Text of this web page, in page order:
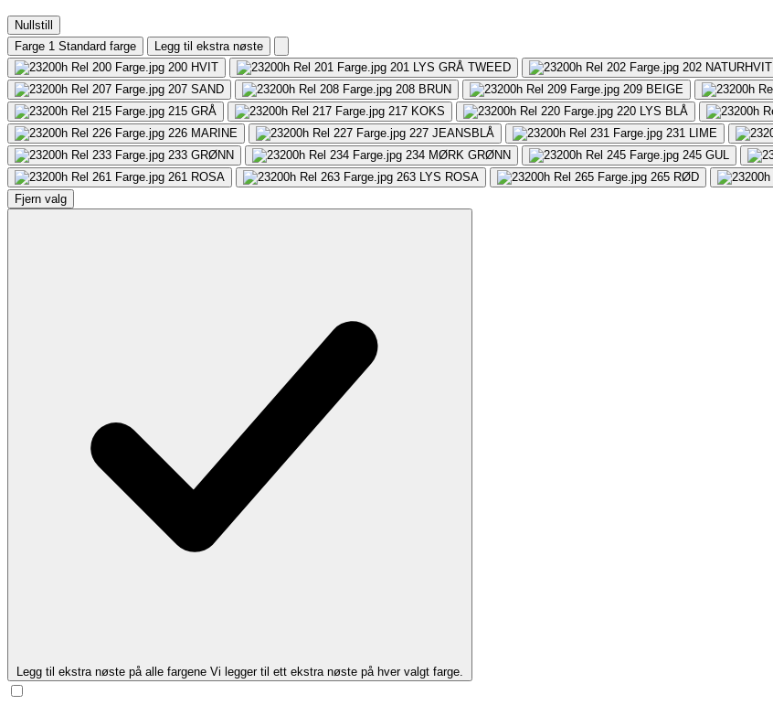
Nullstill
Farge 1 Standard farge
Legg til ekstra nøste
200 HVIT 201 LYS GRÅ TWEED 202 NATURHVIT
207 SAND 208 BRUN 209 BEIGE
215 GRÅ 217 KOKS 220 LYS BLÅ
226 MARINE 227 JEANSBLÅ 231 LIME
233 GRØNN 234 MØRK GRØNN 245 GUL
261 ROSA 263 LYS ROSA 265 RØD
Fjern valg
Legg til ekstra nøste på alle fargene Vi legger til ett ekstra nøste på hver valgt farge.